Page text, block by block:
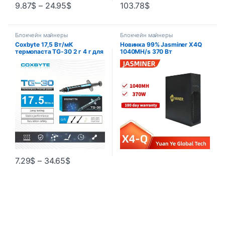
9.87$ – 24.95$ 103.78$
Блокчейн майнеры
Coxbyte 17,5 Вт/мК
термопаста TG-30 2 г 4 г для
процессора, радиатора,
термопаста, силиконовая
смесь
7.29$ – 34.65$
Блокчейн майнеры
Новинка 99% Jasminer X4Q
1040MH/s 370 Вт
Потребляемая мощность
Майнер jasminer X4Q и т. д.
Майнер 180 дней гарантии